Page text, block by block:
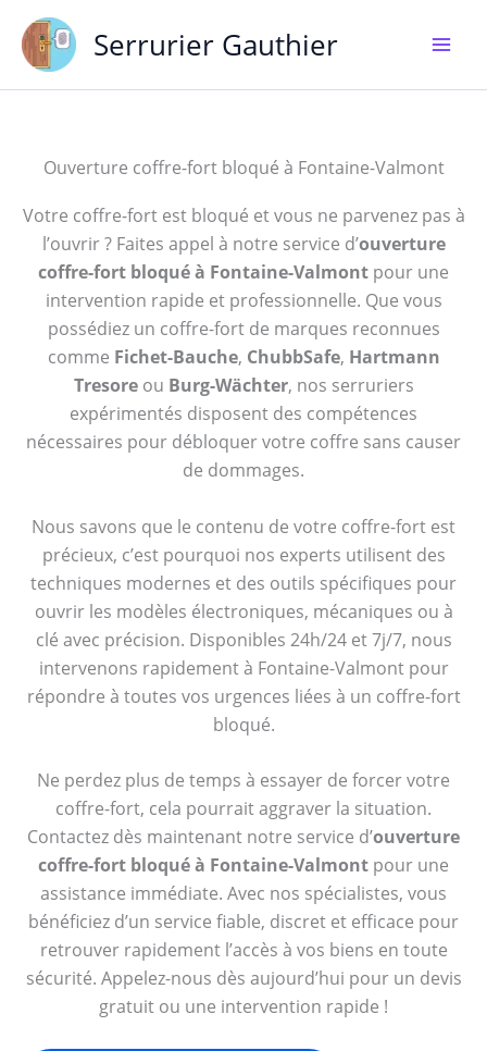
contenu
Serrurier Gauthier
Ouverture coffre-fort bloqué à Fontaine-Valmont
Votre coffre-fort est bloqué et vous ne parvenez pas à
l’ouvrir ? Faites appel à notre service d’ouverture
coffre-fort bloqué à Fontaine-Valmont pour une
intervention rapide et professionnelle. Que vous
possédiez un coffre-fort de marques reconnues
comme Fichet-Bauche, ChubbSafe, Hartmann
Tresoreou Burg-Wächter, nos serruriers
expérimentés disposent des compétences
nécessaires pour débloquer votre coffre sans causer
de dommages.
Nous savons que le contenu de votre coffre-fort est
précieux, c’est pourquoi nos experts utilisent des
techniques modernes et des outils spécifiques pour
ouvrir les modèles électroniques, mécaniques ou à
clé avec précision. Disponibles 24h/24 et 7j/7, nous
intervenons rapidement à Fontaine-Valmont pour
répondre à toutes vos urgences liées à un coffre-fort
bloqué.
Ne perdez plus de temps à essayer de forcer votre
coffre-fort, cela pourrait aggraver la situation.
Contactez dès maintenant notre service d’ouverture
coffre-fort bloqué à Fontaine-Valmont pour une
assistance immédiate. Avec nos spécialistes, vous
bénéficiez d’un service fiable, discret et efficace pour
retrouver rapidement l’accès à vos biens en toute
sécurité. Appelez-nous dès aujourd’hui pour un devis
gratuit ou une intervention rapide !